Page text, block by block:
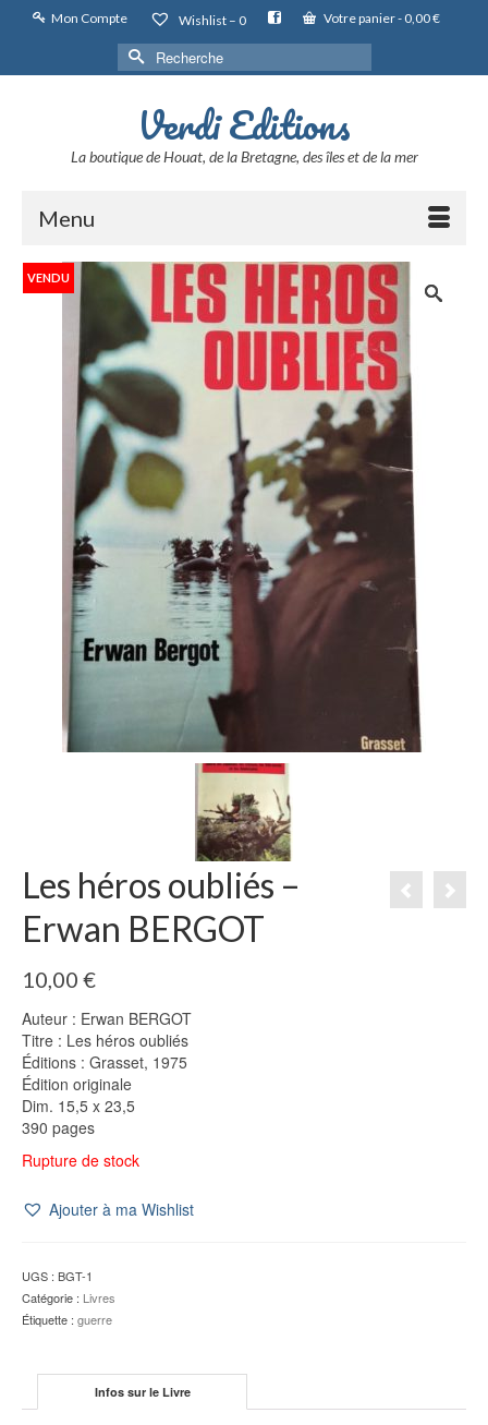
Mon Compte Wishlist – 0 Votre panier- 0,00€
Rechercher :
Verdi Editions
La boutique de Houat, de la Bretagne, des îles et de la mer
Menu
VENDU
Les héros oubliés –
Erwan BERGOT
10,00 €
Auteur : Erwan BERGOT
Titre : Les héros oubliés
Éditions : Grasset, 1975
Édition originale
Dim. 15,5 x 23,5
390 pages
Rupture de stock
Ajouter à ma Wishlist
UGS : BGT-1
Catégorie : Livres
Étiquette : guerre
Infos sur le Livre